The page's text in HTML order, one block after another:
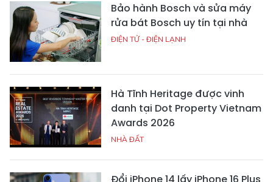
Bảo hành Bosch và sửa máy
rửa bát Bosch uy tín tại nhà
ĐIỆN TỬ - ĐIỆN LẠNH
Hà Tĩnh Heritage được vinh
danh tại Dot Property Vietnam
Awards 2026
NHÀ ĐẤT
Đổi iPhone 14 lấy iPhone 16 Plus